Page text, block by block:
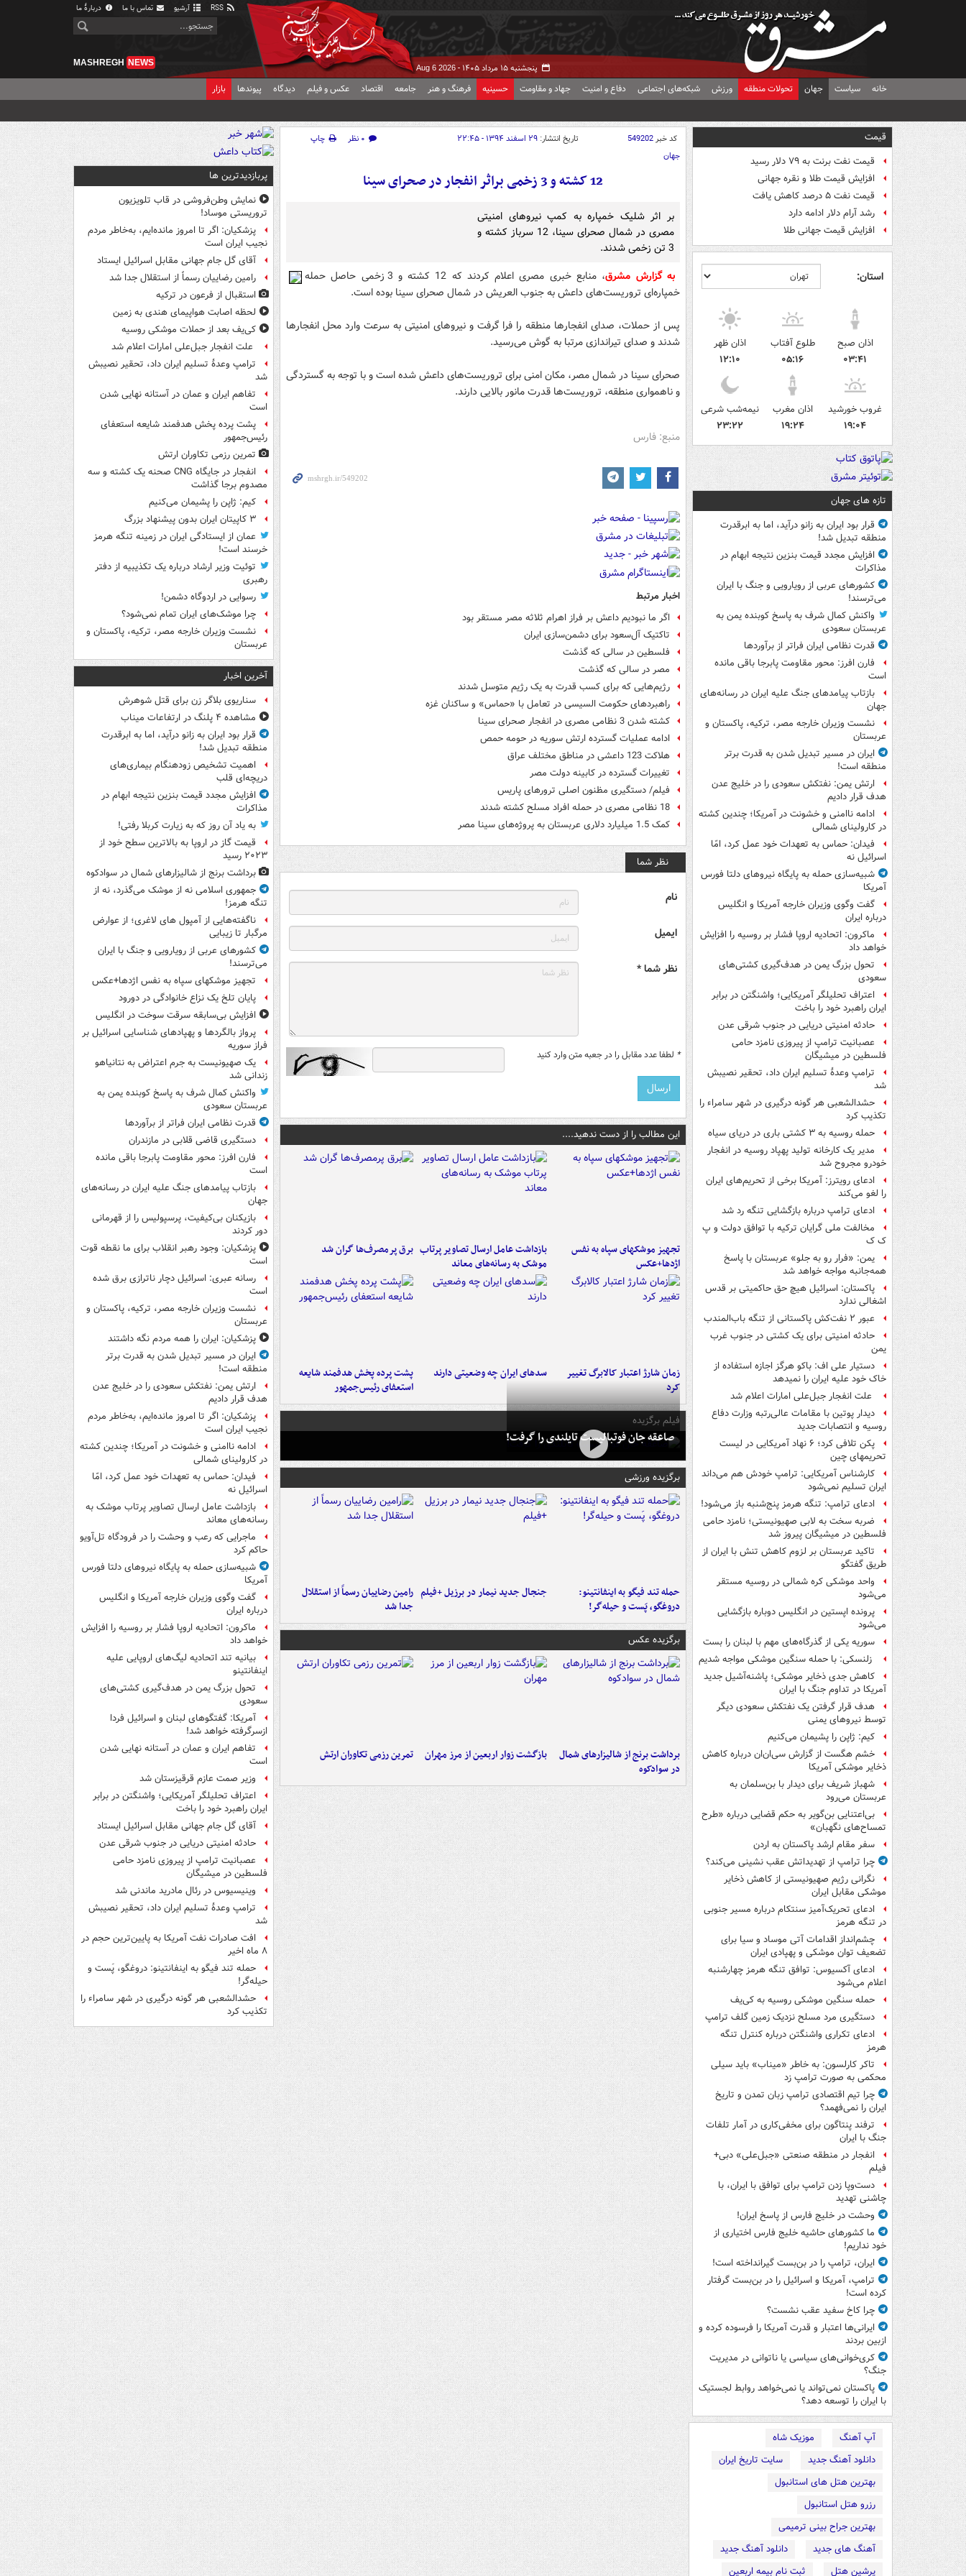
آرشیو تماس با ما دربارهٔ ما
پنجشنبه ۱۵ مرداد ۱۴۰۵ - Aug 6 2026
MASHREGH NEWS
خانه سیاست جهان تحولات منطقه ورزش شبکه‌های اجتماعی دفاع و امنیت جهاد و مقاومت حسینیه فرهنگ و هنر جامعه اقتصاد عکس و فیلم دیدگاه پیوندها بازار
قیمت
قیمت نفت برنت به ۷۹ دلار رسید
افزایش قیمت طلا و نقره جهانی
قیمت نفت ۵ درصد کاهش یافت
رشد آرام دلار ادامه دارد
افزایش قیمت جهانی طلا
استان:
اذان صبح
۰۳:۴۱
طلوع آفتاب
۰۵:۱۶
اذان ظهر
۱۲:۱۰
غروب خورشید
۱۹:۰۴
اذان مغرب
۱۹:۲۴
نیمه‌شب شرعی
۲۳:۲۲
تازه های جهان
قرار بود ایران به زانو درآید، اما به ابرقدرت
منطقه تبدیل شد!
افزایش مجدد قیمت بنزین نتیجه ابهام در
مذاکرات
کشورهای عربی از رویارویی و جنگ با ایران
می‌ترسند!
واکنش کمال شرف به پاسخ کوبنده یمن به
عربستان سعودی
قدرت نظامی ایران فراتر از برآوردها
فارن افرز: محور مقاومت پابرجا باقی مانده
است
بازتاب پیامدهای جنگ علیه ایران در رسانه‌های
جهان
نشست وزیران خارجه مصر، ترکیه، پاکستان و
عربستان
ایران در مسیر تبدیل شدن به قدرت برتر
منطقه است!
ارتش یمن: نفتکش سعودی را در خلیج عدن
هدف قرار دادیم
ادامه ناامنی و خشونت در آمریکا؛ چندین کشته
در کارولینای شمالی
فیدان: حماس به تعهدات خود عمل کرد، امّا
اسرائیل نه
شبیه‌سازی حمله به پایگاه نیروهای دلتا فورس
آمریکا
گفت وگوی وزیران خارجه آمریکا و انگلیس
درباره ایران
ماکرون: اتحادیه اروپا فشار بر روسیه را افزایش
خواهد داد
تحول بزرگ یمن در هدف‌گیری کشتی‌های
سعودی
اعتراف تحلیلگر آمریکایی؛ واشنگتن در برابر
ایران راهبرد خود را باخت
حادثه امنیتی دریایی در جنوب شرقی عدن
عصبانیت ترامپ از پیروزی نامزد حامی
فلسطین در میشیگان
ترامپ وعدۀ تسلیم ایران داد، تحقیر نصیبش
شد
حشدالشعبی هر گونه درگیری در شهر سامراء را
تکذیب کرد
حمله روسیه به ۳ کشتی باری در دریای سیاه
مدیر یک کارخانه تولید پهپاد روسیه در انفجار
خودرو مجروح شد
ادعای رویترز: آمریکا برخی از تحریم‌های ایران
را لغو می‌کند
ادعای ترامپ درباره بازگشایی تنگه رد شد
مخالفت ملی گرایان ترکیه با توافق دولت و پ
ک ک
یمن: «فرار رو به جلو» عربستان با پاسخ
همه‌جانبه‌ مواجه خواهد شد
پاکستان: اسرائیل هیچ حق حاکمیتی بر قدس
اشغالی ندارد
عبور ۲ نفت‌کش پاکستانی از تنگه باب‌المندب
حادثه امنیتی برای یک کشتی در جنوب غرب
یمن
دستیار علی اف: باکو هرگز اجازه استفاده از
خاک خود علیه ایران را نمیدهد
علت انفجار جبل‌علی امارات اعلام شد
دیدار پوتین با مقامات عالی‌رتبه وزارت دفاع
روسیه و انتصابات جدید
پکن تلافی کرد؛ ۶ نهاد آمریکایی در لیست
تحریمهای چین
کارشناس آمریکایی: ترامپ خودش هم می‌داند
ایران تسلیم نمی‌شود
ادعای ترامپ: تنگه هرمز پنج‌شنبه باز می‌شود!
ضربه سخت به لابی صهیونیستی؛ نامزد حامی
فلسطین در میشیگان پیروز شد
تاکید عربستان بر لزوم کاهش تنش با ایران از
طریق گفتگو
واحد موشکی کره شمالی در روسیه مستقر
می‌شود
پرونده اپستین در انگلیس دوباره بازگشایی
می‌شود
سوریه یکی از گذرگاه‌های مهم با لبنان را بست
زلنسکی: با حمله سنگین موشکی مواجه شدیم
کاهش جدی ذخایر موشکی؛ پاشنه‌آشیل جدید
آمریکا در تداوم جنگ با ایران
هدف قرار گرفتن یک نفتکش سعودی دیگر
توسط نیروهای یمنی
کیم: ژاپن را پشیمان می‌کنیم
خشم هگست از گزارش سی‌ان‌ان درباره کاهش
ذخایر موشکی آمریکا
شهباز شریف برای دیدار با بن‌سلمان به
عربستان می‌رود
بی‌اعتنایی بن‌گویر به حکم قضایی درباره «طرح
تمساح‌های نگهبان»
سفر مقام ارشد پاکستان به اردن
چرا ترامپ از تهدیداتش عقب نشینی می‌کند؟
نگرانی رژیم صهیونیستی از کاهش ذخایر
موشکی مقابل ایران
ادعای تحریک‌آمیز سنتکام درباره مسیر جنوبی
در تنگه هرمز
چشم‌انداز اقدامات آتی موساد و سیا برای
تضعیف توان موشکی و پهپادی ایران
ادعای آکسیوس: توافق تنگه هرمز چهارشنبه
اعلام می‌شود
حمله سنگین موشکی روسیه به کی‌یف
دستگیری مرد مسلح نزدیک زمین گلف ترامپ
ادعای تکراری واشنگتن درباره کنترل تنگه
هرمز
تاکر کارلسون: به خاطر «میناب» باید سیلی
محکمی به صورت ترامپ زد
چرا تیم اقتصادی ترامپ زبان تمدن و تاریخ
ایران را نمی‌فهمد؟
ترفند پنتاگون برای مخفی‌کاری در آمار تلفات
جنگ با ایران
انفجار در منطقه صنعتی «جبل‌علی» دبی+
فیلم
دست‌وپا زدن ترامپ برای توافق با ایران، با
چاشنی تهدید
وحشت در خلیج فارس از پاسخ ایران!
ما کشورهای حاشیه خلیج فارس اختیاری از
خود نداریم!
ایران، ترامپ را در بن‌بست گیرانداخته است!
ترامپ، آمریکا و اسرائیل را در بن‌بست گرفتار
کرده است!
چرا کاخ سفید عقب نشست؟
ایرانی‌ها اعتبار و قدرت آمریکا را فرسوده کرده و
ازبین بردند
کری‌خوانی‌های سیاسی یا ناتوانی در مدیریت
جنگ؟
پاکستان نمی‌تواند یا نمی‌خواهد روابط لجستیک
با ایران را توسعه دهد؟
آپ آهنگ
موزیک شاه
دانلود آهنگ جدید
سایت تاریخ ایران
بهترین هتل های استانبول
رزرو هتل استانبول
بهترین جراح بینی ترمیمی
آهنگ های جدید
دانلود آهنگ جدید
پرشین هتل
ثبت نام بیمه اربعین
کد خبر549202 تاریخ انتشار: ۲۹ اسفند ۱۳۹۴ - ۲۲:۴۵ ۰ نظر
چاپ
جهان
12 کشته و 3 زخمی براثر انفجار در صحرای سینا
بر اثر شلیک خمپاره به کمپ نیروهای امنیتی
مصری در شمال صحرای سینا، 12 سرباز کشته و
3 تن زخمی شدند.
به گزارش مشرق
، منابع خبری مصری اعلام کردند که 12 کشته و 3 زخمی حاصل حمله
خمپاره‌ای تروریست‌های داعش به جنوب العریش در شمال صحرای سینا بوده است.
پس از حملات، صدای انفجارها منطقه را فرا گرفت و نیروهای امنیتی به سرعت وارد محل انفجارها
شدند و صدای تیراندازی مرتبا به گوش می‌رسید.
صحرای سینا در شمال مصر، مکان امنی برای تروریست‌های داعش شده است و با توجه به گستردگی
و ناهمواری منطقه، تروریست‌ها قدرت مانور بالایی دارند.
منبع: فارس
اخبار مرتبط
اگر ما نبودیم داعش بر فراز اهرام ثلاثه مصر مستقر بود
تاکتیک آل‌سعود برای دشمن‌سازی ایران
فلسطین در سالی که گذشت
مصر در سالی که گذشت
رژیم‌هایی که برای کسب قدرت به یک رژیم متوسل شدند
راهبردهای حکومت السیسی در تعامل با «حماس» و ساکنان غزه
کشته شدن 3 نظامی مصری در انفجار صحرای سینا
ادامه عملیات گسترده ارتش سوریه در حومه حمص
هلاکت 123 داعشی در مناطق مختلف عراق
تغییرات گسترده در کابینه دولت مصر
فیلم/ دستگیری مظنون اصلی ترورهای پاریس
18 نظامی مصری در حمله افراد مسلح کشته شدند
کمک 1.5 میلیارد دلاری عربستان به پروژه‌های سینا مصر
نظر شما
نام
ایمیل
نظر شما *
* لطفا عدد مقابل را در جعبه متن وارد کنید
این مطالب را از دست ندهید....
تجهیز موشکهای سپاه به نفس
اژدها+عکس
بازداشت عامل ارسال تصاویر پرتاب
موشک به رسانه‌های معاند
برق پرمصرف‌ها گران شد
زمان شارژ اعتبار کالابرگ تغییر
کرد
سدهای ایران چه وضعیتی دارند
پشت پرده پخش هدفمند شایعه
استعفای رئیس‌جمهور
فیلم برگزیده
صاعقه جان فوتبالیست تایلندی را گرفت!
برگزیده ورزشی
حمله تند فیگو به اینفانتینو:
دروغگو، پَست‌ و حیله‌گر!
جنجال جدید نیمار در برزیل +فیلم رامین رضاییان رسماً از استقلال
جدا شد
برگزیده عکس
برداشت برنج از شالیزارهای شمال
در سوادکوه
بازگشت زوار اربعین از مرز مهران تمرین رزمی تکاوران ارتش
پربازدیدترین ها
نمایش وطن‌فروشی در قاب تلویزیون
تروریستی موساد!
پزشکیان: اگر تا امروز مانده‌ایم، به‌خاطر مردم
نجیب ایران است
آقای گل جام جهانی مقابل اسرائیل ایستاد
رامین رضاییان رسماً از استقلال جدا شد
استقبال از فرعون در ترکیه
لحظه اصابت هواپیمای هندی به زمین
کی‌یف بعد از حملات موشکی روسیه
علت انفجار جبل‌علی امارات اعلام شد
ترامپ وعدۀ تسلیم ایران داد، تحقیر نصیبش
شد
تفاهم ایران و عمان در آستانه نهایی شدن
است
پشت پرده پخش هدفمند شایعه استعفای
رئیس‌جمهور
تمرین رزمی تکاوران ارتش
انفجار در جایگاه CNG صحنه یک کشته و سه
مصدوم برجا گذاشت
کیم: ژاپن را پشیمان می‌کنیم
۳ کاپیتان ایران بدون پیشنهاد بزرگ
عمان از ایستادگی ایران در زمینه تنگه هرمز
خرسند است!
توئیت وزیر ارشاد درباره یک تکذیبیه از دفتر
رهبری
رسوایی در اردوگاه دشمن!
چرا موشک‌های ایران تمام نمی‌شود؟
نشست وزیران خارجه مصر، ترکیه، پاکستان و
عربستان
آخرین اخبار
سناریوی بلاگر زن برای قتل شوهرش
مشاهده ۴ پلنگ در ارتفاعات میناب
قرار بود ایران به زانو درآید، اما به ابرقدرت
منطقه تبدیل شد!
اهمیت تشخیص زودهنگام بیماری‌های
دریچه‌ای قلب
افزایش مجدد قیمت بنزین نتیجه ابهام در
مذاکرات
به یاد آن روز که به زیارت کربلا رفتی!
قیمت گاز در اروپا به بالاترین سطح خود از
۲۰۲۳ رسید
برداشت برنج از شالیزارهای شمال در سوادکوه
جمهوری اسلامی نه از موشک می‌گذرد، نه از
تنگه هرمز!
ناگفته‌هایی از آمپول های لاغری؛ از عوارض
مرگبار تا زیبایی
کشورهای عربی از رویارویی و جنگ با ایران
می‌ترسند!
تجهیز موشکهای سپاه به نفس اژدها+عکس
پایان تلخ یک نزاع خانوادگی در دورود
افزایش بی‌سابقه سرقت سوخت در انگلیس
پرواز بالگردها و پهپادهای شناسایی اسرائیل بر
فراز سوریه
یک صهیونیست به جرم اعتراض به نتانیاهو
زندانی شد
واکنش کمال شرف به پاسخ کوبنده یمن به
عربستان سعودی
قدرت نظامی ایران فراتر از برآوردها
دستگیری قاضی قلابی در مازندران
فارن افرز: محور مقاومت پابرجا باقی مانده
است
بازتاب پیامدهای جنگ علیه ایران در رسانه‌های
جهان
بازیکنان بی‌کیفیت، پرسپولیس را از قهرمانی
دور کردند
پزشکیان: وجود رهبر انقلاب برای ما نقطه قوت
است
رسانه عبری: اسرائیل دچار ناترازی برق شده
است
نشست وزیران خارجه مصر، ترکیه، پاکستان و
عربستان
پزشکیان: ایران را همه مردم نگه داشتند
ایران در مسیر تبدیل شدن به قدرت برتر
منطقه است!
ارتش یمن: نفتکش سعودی را در خلیج عدن
هدف قرار دادیم
پزشکیان: اگر تا امروز مانده‌ایم، به‌خاطر مردم
نجیب ایران است
ادامه ناامنی و خشونت در آمریکا؛ چندین کشته
در کارولینای شمالی
فیدان: حماس به تعهدات خود عمل کرد، امّا
اسرائیل نه
بازداشت عامل ارسال تصاویر پرتاب موشک به
رسانه‌های معاند
ماجرایی که رعب و وحشت را در فرودگاه تل‌آویو
حاکم کرد
شبیه‌سازی حمله به پایگاه نیروهای دلتا فورس
آمریکا
گفت وگوی وزیران خارجه آمریکا و انگلیس
درباره ایران
ماکرون: اتحادیه اروپا فشار بر روسیه را افزایش
خواهد داد
بیانیه تند اتحادیه لیگ‌های اروپایی علیه
اینفانتینو
تحول بزرگ یمن در هدف‌گیری کشتی‌های
سعودی
آمریکا: گفتگوهای لبنان و اسرائیل فردا
ازسرگرفته خواهد شد!
تفاهم ایران و عمان در آستانه نهایی شدن
است
وزیر صمت عازم قرقیزستان شد
اعتراف تحلیلگر آمریکایی؛ واشنگتن در برابر
ایران راهبرد خود را باخت
آقای گل جام جهانی مقابل اسرائیل ایستاد
حادثه امنیتی دریایی در جنوب شرقی عدن
عصبانیت ترامپ از پیروزی نامزد حامی
فلسطین در میشیگان
وینیسیوس در رئال مادرید ماندنی شد
ترامپ وعدۀ تسلیم ایران داد، تحقیر نصیبش
شد
افت صادرات نفت آمریکا به پایین‌ترین حجم در
۸ ماه اخیر
حمله تند فیگو به اینفانتینو: دروغگو، پَست‌ و
حیله‌گر!
حشدالشعبی هر گونه درگیری در شهر سامراء را
تکذیب کرد